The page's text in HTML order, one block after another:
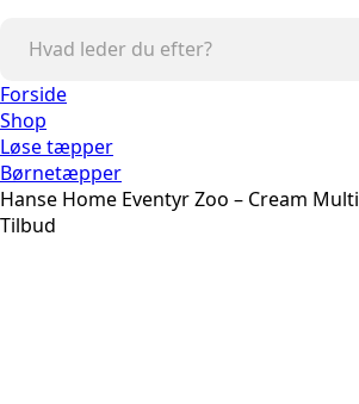
Forside
Shop
Løse tæpper
Børnetæpper
Hanse Home Eventyr Zoo – Cream Multi
Tilbud